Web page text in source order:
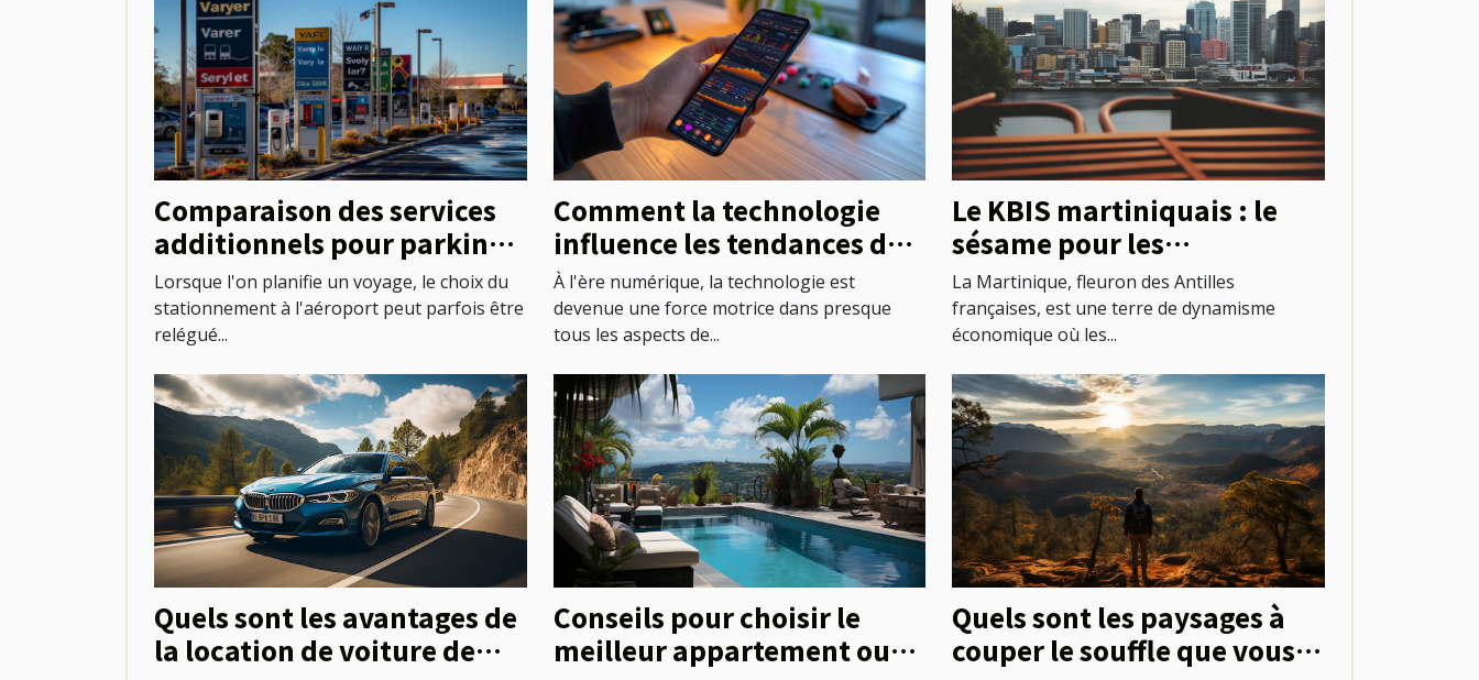
Comparaison des services
additionnels pour parkings
aux aéroports
Lorsque l'on planifie un voyage, le choix du
stationnement à l'aéroport peut parfois être
relégué...
Comment la technologie
influence les tendances de
la santé
À l'ère numérique, la technologie est
devenue une force motrice dans presque
tous les aspects de...
Le KBIS martiniquais : le
sésame pour les
professionnels locaux
La Martinique, fleuron des Antilles
françaises, est une terre de dynamisme
économique où les...
Quels sont les avantages de
la location de voiture de
Conseils pour choisir le
meilleur appartement ou
Quels sont les paysages à
couper le souffle que vous